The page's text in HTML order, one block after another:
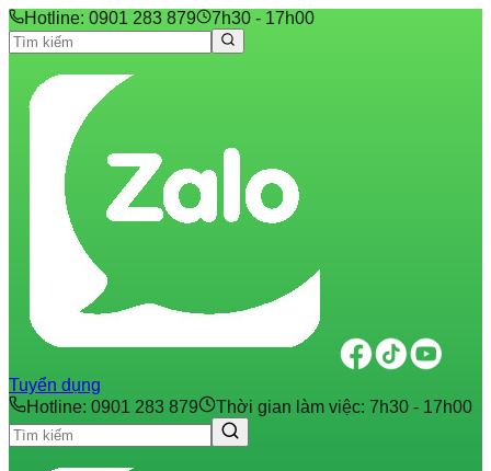
Hotline: 0901 283 879 7h30 - 17h00
Tuyển dụng
Hotline: 0901 283 879
Thời gian làm việc: 7h30 - 17h00